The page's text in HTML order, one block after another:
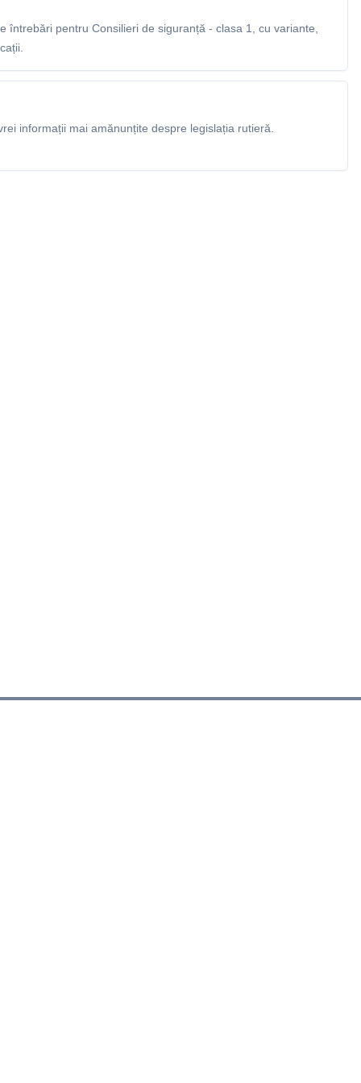
întrebări pentru Consilieri de siguranță - clasa 1, cu variante,
informații mai amănunțite despre legislația rutieră.